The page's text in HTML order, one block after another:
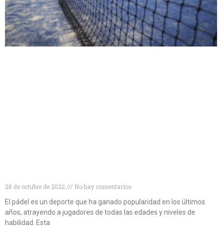
28 de octubre de 2022
No hay comentarios
El pádel es un deporte que ha ganado popularidad en los últimos
años, atrayendo a jugadores de todas las edades y niveles de
habilidad. Esta